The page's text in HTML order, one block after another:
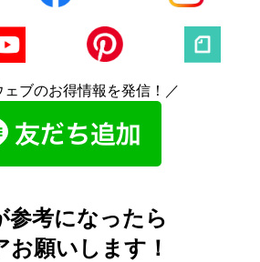
ェブのお得情報を発信！／
参考になったら
お願いします！